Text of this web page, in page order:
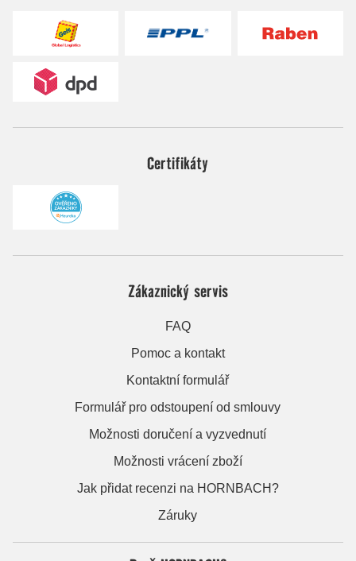
Certifikáty
Zákaznický servis
FAQ
Pomoc a kontakt
Kontaktní formulář
Formulář pro odstoupení od smlouvy
Možnosti doručení a vyzvednutí
Možnosti vrácení zboží
Jak přidat recenzi na HORNBACH?
Záruky